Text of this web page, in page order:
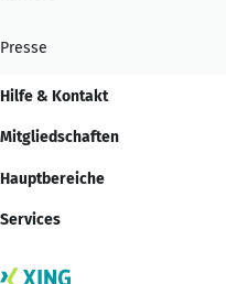
Presse
Hilfe & Kontakt
Mitgliedschaften
Hauptbereiche
Services